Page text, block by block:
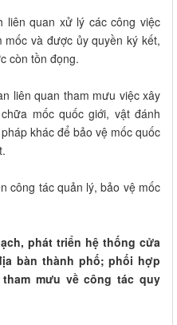
liên quan xử lý các công việc
và được ủy quyền ký kết,
còn tồn đọng.
liên quan tham mưu việc xây
mốc quốc giới, vật đánh
khác để bảo vệ mốc quốc
công tác quản lý, bảo vệ mốc
phát triển hệ thống cửa
bàn thành phố; phối hợp
mưu về công tác quy